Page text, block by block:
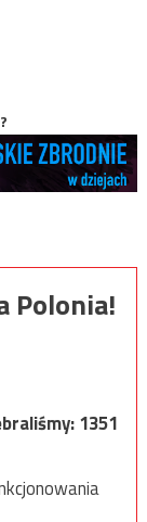
Polonia!
1351